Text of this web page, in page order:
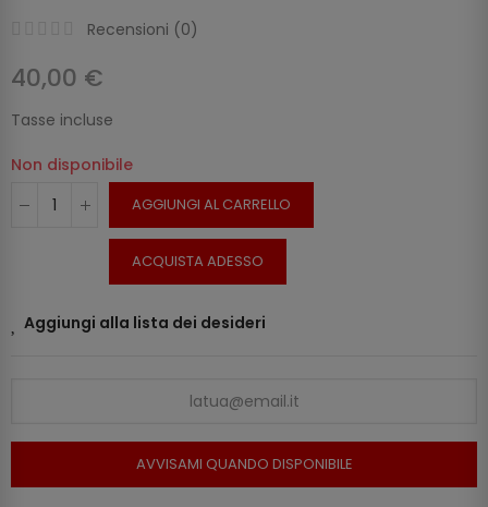
Recensioni (0)
40,00 €
Tasse incluse
Non disponibile
AGGIUNGI AL CARRELLO
ACQUISTA ADESSO
Aggiungi alla lista dei desideri
AVVISAMI QUANDO DISPONIBILE